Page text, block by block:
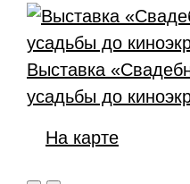
Выставка
усадьбы до
На карте